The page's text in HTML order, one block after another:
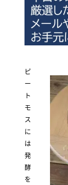
ピ
ー
ト
モ
ス
に
は
発
酵
を